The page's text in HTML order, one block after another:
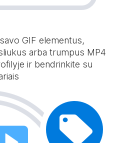
GIF elementus,
arba trumpus MP4
ir bendrinkite su